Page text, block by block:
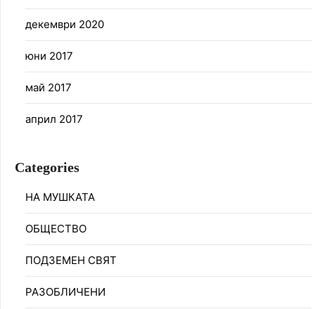
декември 2020
юни 2017
май 2017
април 2017
Categories
НА МУШКАТА
ОБЩЕСТВО
ПОДЗЕМЕН СВЯТ
РАЗОБЛИЧЕНИ